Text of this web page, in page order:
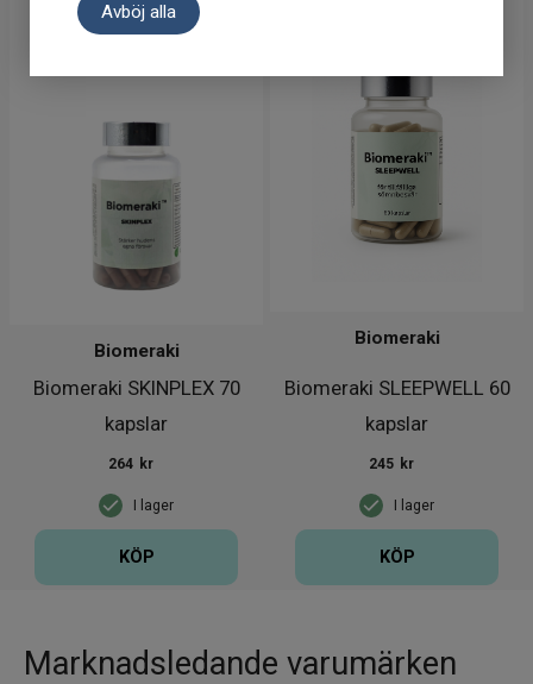
Avböj alla
Biomeraki SKINPLEX 70
kapslar
Biomeraki
I lager
264 kr
KÖP
Biomeraki SLEEPWELL 60
kapslar
Biomeraki
I lager
245 kr
KÖP
Marknadsledande varumärken